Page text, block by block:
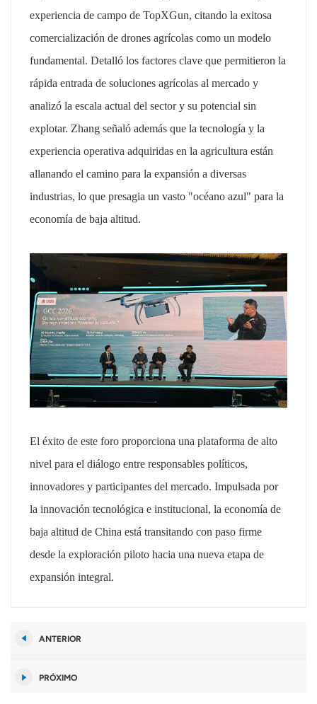
experiencia de campo de TopXGun, citando la exitosa
comercialización de drones agrícolas como un modelo
fundamental. Detalló los factores clave que permitieron la
rápida entrada de soluciones agrícolas al mercado y
analizó la escala actual del sector y su potencial sin
explotar. Zhang señaló además que la tecnología y la
experiencia operativa adquiridas en la agricultura están
allanando el camino para la expansión a diversas
industrias, lo que presagia un vasto "océano azul" para la
economía de baja altitud.
El éxito de este foro proporciona una plataforma de alto
nivel para el diálogo entre responsables políticos,
innovadores y participantes del mercado. Impulsada por
la innovación tecnológica e institucional, la economía de
baja altitud de China está transitando con paso firme
desde la exploración piloto hacia una nueva etapa de
expansión integral.
ANTERIOR
PRÓXIMO